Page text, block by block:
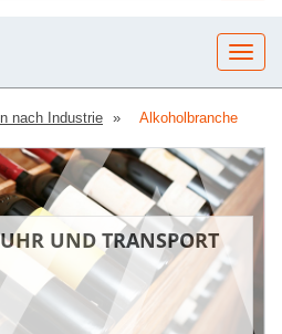
nach Industrie Alkoholbranche
UND TRANSPORT